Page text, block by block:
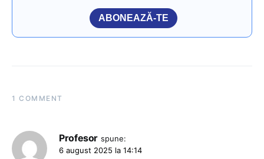
ABONEAZĂ-TE
1 COMMENT
Profesor spune:
6 august 2025 la 14:14